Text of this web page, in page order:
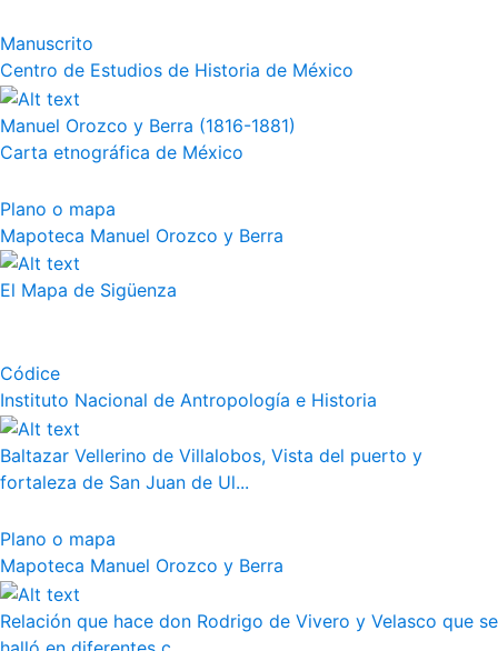
Manuscrito
Centro de Estudios de Historia de México
Manuel Orozco y Berra (1816-1881)
Carta etnográfica de México
Plano o mapa
Mapoteca Manuel Orozco y Berra
El Mapa de Sigüenza
Códice
Instituto Nacional de Antropología e Historia
Baltazar Vellerino de Villalobos, Vista del puerto y
fortaleza de San Juan de Ul...
Plano o mapa
Mapoteca Manuel Orozco y Berra
Relación que hace don Rodrigo de Vivero y Velasco que se